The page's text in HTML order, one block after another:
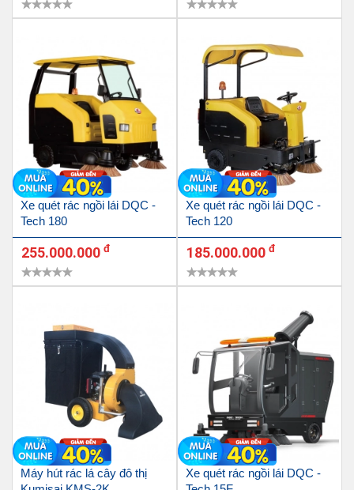
Xe quét rác ngồi lái DQC -
Tech 180
255.000.000 đ
Xe quét rác ngồi lái DQC -
Tech 120
185.000.000 đ
Máy hút rác lá cây đô thị
Xe quét rác ngồi lái DQC -